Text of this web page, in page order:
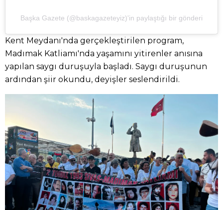
Başka Gazete (@baskagazeteyiz)'in paylaştığı bir gönderi
Kent Meydanı'nda gerçekleştirilen program,
Madımak Katliamı'nda yaşamını yitirenler anısına
yapılan saygı duruşuyla başladı. Saygı duruşunun
ardından şiir okundu, deyişler seslendirildi.